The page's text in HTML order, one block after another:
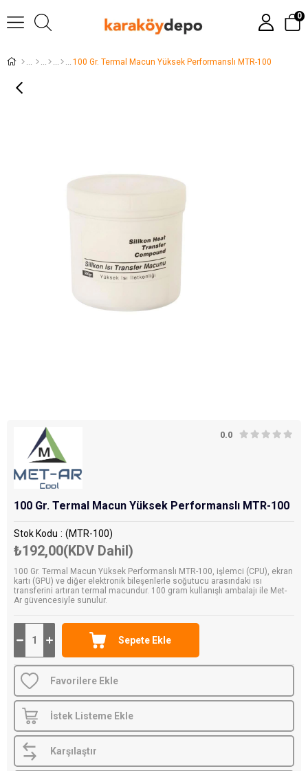
0
100 Gr. Termal Macun Yüksek Performanslı MTR-100
0.0
100 Gr. Termal Macun Yüksek Performanslı MTR-100
Stok Kodu (MTR-100)
₺192,00(KDV Dahil)
100 Gr. Termal Macun Yüksek Performanslı MTR-100, işlemci (CPU), ekran
kartı (GPU) ve diğer elektronik bileşenlerle soğutucu arasındaki ısı
transferini artıran termal macundur. 100 gram kullanışlı ambalajı ile Met-
Ar güvencesiyle sunulur.
Favorilere Ekle
İstek Listeme Ekle
Karşılaştır